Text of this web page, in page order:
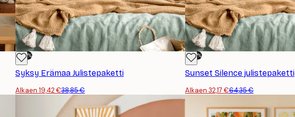
-50%
Syksy Erämaa Julistepaketti
Alkaen 19,42 €38,85 €
-50%
Sunset Silence julistepaketti
Alkaen 32,17 €64,35 €